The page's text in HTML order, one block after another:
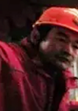
很遗憾，因您的浏
埋弧焊剂